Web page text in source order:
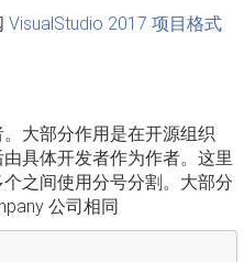
VisualStudio 2017 项目格式
大部分作用是在开源组织
具体开发者作为作者。这里
之间使用分号分割。大部分
公司相同